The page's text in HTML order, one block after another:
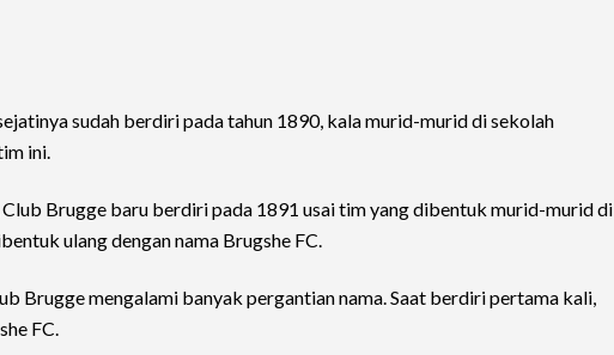
sudah berdiri pada tahun 1890, kala murid-murid di sekolah
ini.
Club Brugge baru berdiri pada 1891 usai tim yang dibentuk murid-murid di
ulang dengan nama Brugshe FC.
Brugge mengalami banyak pergantian nama. Saat berdiri pertama kali,
FC.